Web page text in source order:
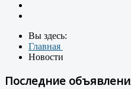
Вы здесь:
Главная
Новости
Последние